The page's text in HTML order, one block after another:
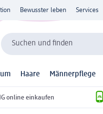
Bewusster leben Services
Suchen und finden
Haare Männerpflege
online einkaufen